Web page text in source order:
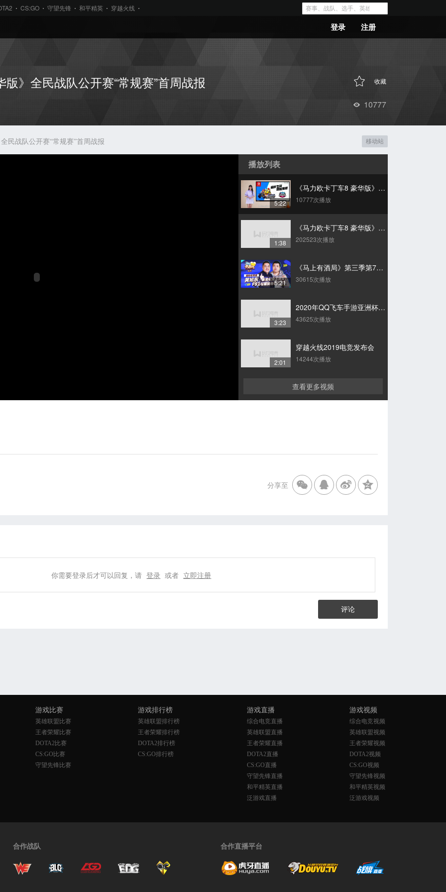
CS:GO 守望先锋 和平精英 穿越火线
登录 注册
》全民战队公开赛“常规赛”首周战报 收藏
10777
民战队公开赛“常规赛”首周战报 移动站
播放列表
5:22
《马力欧卡丁车8 豪华版》全民战队公开赛“常规赛”首周战报
10777次播放
1:38
《马力欧卡丁车8 豪华版》全民战队公开赛宣传片
202523次播放
5:21
《马上有酒局》第三季第7期：星际老男孩黄旭东暴雪被资本绑架 F91与现役选手55开
30615次播放
3:23
2020年QQ飞车手游亚洲杯幕后微纪录片：致敬， 为成就非凡梦想的每个电竞人
43625次播放
2:01
穿越火线2019电竞发布会
14244次播放
查看更多视频
分享至
你需要登录后才可以回复，请 登录 或者 立即注册
评论
游戏比赛
英雄联盟比赛
王者荣耀比赛
DOTA2比赛
CS:GO比赛
守望先锋比赛
游戏排行榜
英雄联盟排行榜
王者荣耀排行榜
DOTA2排行榜
CS:GO排行榜
游戏直播
综合电竞直播
英雄联盟直播
王者荣耀直播
DOTA2直播
CS:GO直播
守望先锋直播
和平精英直播
泛游戏直播
游戏视频
综合电竞视频
英雄联盟视频
王者荣耀视频
DOTA2视频
CS:GO视频
守望先锋视频
和平精英视频
泛游戏视频
合作战队 合作直播平台